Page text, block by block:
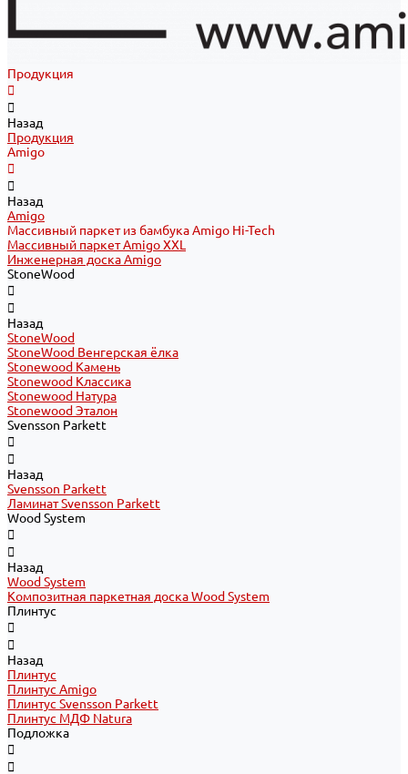
Продукция
Назад
Продукция
Amigo
Назад
Amigo
Массивный паркет из бамбука Amigo Hi-Tech
Массивный паркет Amigo XXL
Инженерная доска Amigo
StoneWood
Назад
StoneWood
StoneWood Венгерская ёлка
Stonewood Камень
Stonewood Классика
Stonewood Натура
Stonewood Эталон
Svensson Parkett
Назад
Svensson Parkett
Ламинат Svensson Parkett
Wood System
Назад
Wood System
Композитная паркетная доска Wood System
Плинтус
Назад
Плинтус
Плинтус Amigo
Плинтус Svensson Parkett
Плинтус МДФ Natura
Подложка